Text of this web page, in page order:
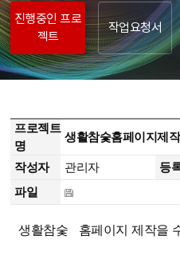
진행중인 프로
젝트
작업요청서
프로젝트
명
생활참숯홈페이지제
작성자 관리자 등
파일
생활참숯 홈페이지 제작을